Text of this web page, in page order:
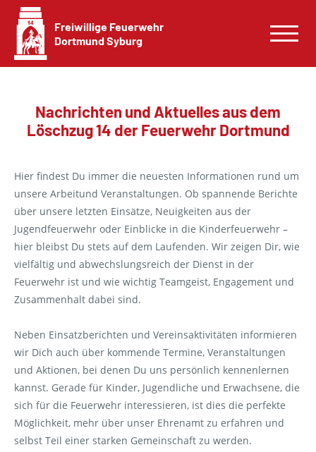
Freiwillige Feuerwehr
Dortmund Syburg
Nachrichten und Aktuelles aus dem
Löschzug 14 der Feuerwehr Dortmund
Hier findest Du immer die neuesten Informationen rund um
unsere Arbeitund Veranstaltungen. Ob spannende Berichte
über unsere letzten Einsätze, Neuigkeiten aus der
Jugendfeuerwehr oder Einblicke in die Kinderfeuerwehr –
hier bleibst Du stets auf dem Laufenden. Wir zeigen Dir, wie
vielfältig und abwechslungsreich der Dienst in der
Feuerwehr ist und wie wichtig Teamgeist, Engagement und
Zusammenhalt dabei sind.
Neben Einsatzberichten und Vereinsaktivitäten informieren
wir Dich auch über kommende Termine, Veranstaltungen
und Aktionen, bei denen Du uns persönlich kennenlernen
kannst. Gerade für Kinder, Jugendliche und Erwachsene, die
sich für die Feuerwehr interessieren, ist dies die perfekte
Möglichkeit, mehr über unser Ehrenamt zu erfahren und
selbst Teil einer starken Gemeinschaft zu werden.